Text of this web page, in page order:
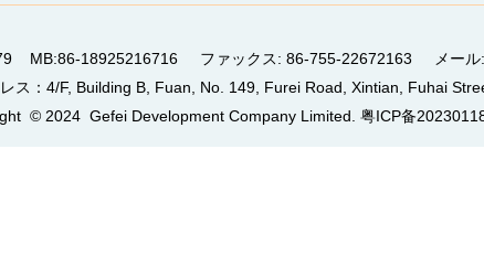
MB:86-18925216716 ファックス: 86-755-22672163 メー
4/F, Building B, Fuan, No. 149, Furei Road, Xintian, Fuhai
© 2024 Gefei Development Company Limited. 粤ICP备